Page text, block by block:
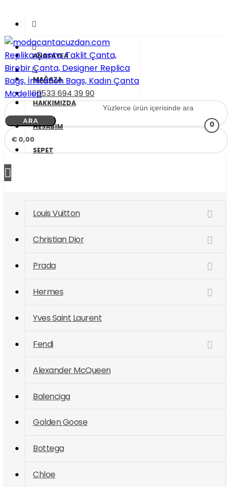
Geç
0533 694 39 90
ANASAYFA
MAĞAZA
HAKKIMIZDA
HESABIM
SEPET
modacantacuzdan.com Replika Çanta, Taklit Çanta,
Birebir Çanta, Designer Replica Bags, İmitation Bags,
Kadın Çanta Modelleri
Replika Çanta, Birebir Çanta, Taklit Çanta, Replica Bags,
İmitation Bags
ARA
€ 0,00
0
Louis Vuitton
Christian Dior
Prada
Hermes
Yves Saint Laurent
Fendi
Alexander McQueen
Balenciga
Golden Goose
Bottega
Chloe